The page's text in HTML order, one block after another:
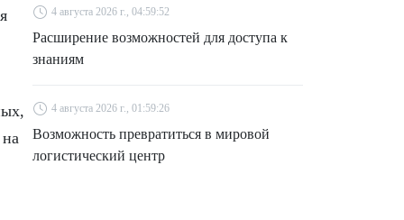
4 августа 2026 г., 04:59:52
Расширение возможностей для доступа к
знаниям
4 августа 2026 г., 01:59:26
Возможность превратиться в мировой
логистический центр